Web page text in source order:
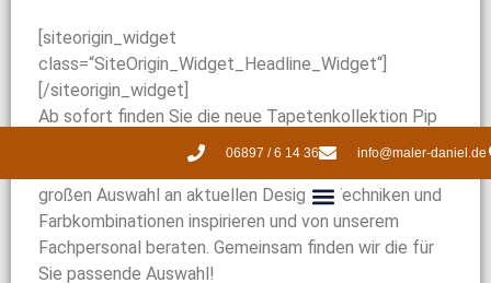
06897 / 6 14 36 info@maler-daniel.de
[siteorigin_widget
class=“SiteOrigin_Widget_Headline_Widget“]
[/siteorigin_widget]
Ab sofort finden Sie die neue Tapetenkollektion Pip
Studio 5 von Eijffinger in unseren Geschäftsräumen.
Kommen Sie vorbei uns lassen Sie sich von der
großen Auswahl an aktuellen Designs, Techniken und
Farbkombinationen inspirieren und von unserem
Fachpersonal beraten. Gemeinsam finden wir die für
Sie passende Auswahl!